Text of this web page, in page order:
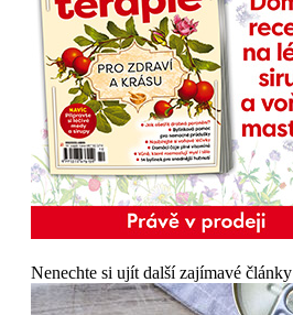
Nenechte si ujít další zajímavé články